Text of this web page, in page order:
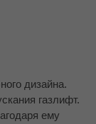
дизайна.
газлифт.
ему